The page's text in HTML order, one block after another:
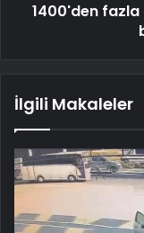
1400'den
İlgili Makaleler